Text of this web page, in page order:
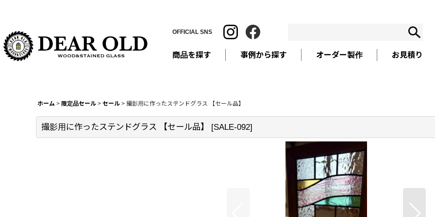
商品を探す 事例から探す オーダー製作 お見積り
OFFICIAL SNS
ホーム > 限定品セール > セール > 撮影用に作ったステンドグラス 【セール品】
撮影用に作ったステンドグラス 【セール品】 [SALE-092]